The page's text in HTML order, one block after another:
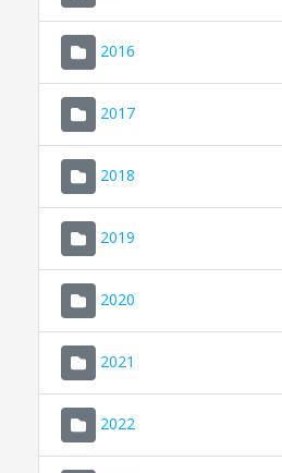
2016
2017
2018
2019
2020
2021
2022